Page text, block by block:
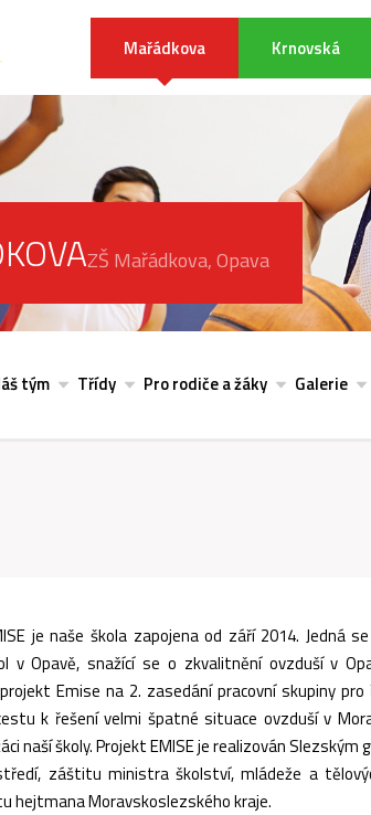
Mařádkova Krnovská
ZŠ Mařádkova, Opava
tým Třídy Pro rodiče a žáky Galerie
je naše škola zapojena od září 2014. Jedná
v Opavě, snažící se o zkvalitnění ovzduší v
Emise na 2. zasedání pracovní skupiny
k řešení velmi špatné situace ovzduší v
naší školy. Projekt EMISE je realizován
záštitu ministra školství, mládeže a
hejtmana Moravskoslezského kraje.